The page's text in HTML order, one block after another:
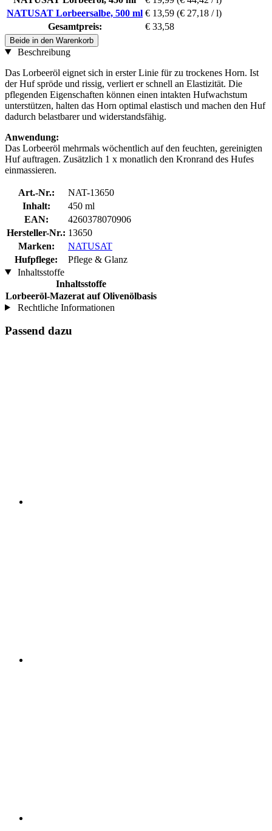
NATUSAT Lorbeersalbe, 500 ml € 13,59 (€ 27,18 / l)
Gesamtpreis:
€ 33,58
Beide in den Warenkorb
Beschreibung
Das Lorbeeröl eignet sich in erster Linie für zu trockenes Horn. Ist
der Huf spröde und rissig, verliert er schnell an Elastizität. Die
pflegenden Eigenschaften können einen intakten Hufwachstum
unterstützen, halten das Horn optimal elastisch und machen den Huf
dadurch belastbarer und widerstandsfähig.
Anwendung:
Das Lorbeeröl mehrmals wöchentlich auf den feuchten, gereinigten
Huf auftragen. Zusätzlich 1 x monatlich den Kronrand des Hufes
einmassieren.
Art.-Nr.:
NAT-13650
Inhalt:
450 ml
EAN:
4260378070906
Hersteller-Nr.: 13650
Marken:
NATUSAT
Hufpflege:
Pflege & Glanz
Inhaltsstoffe
Inhaltsstoffe
Lorbeeröl-Mazerat auf Olivenölbasis
Rechtliche Informationen
Passend dazu